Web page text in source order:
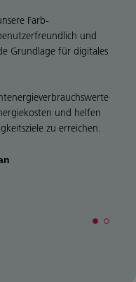
Farb-
und
Grundlage für digitales
und helfen
zu erreichen.